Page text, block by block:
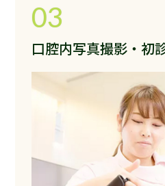
03
口腔内写真撮影・初